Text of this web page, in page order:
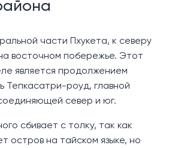
таунхаус с 3
на территории пристани
острове Пхукет, в резиденции
Residence, расположенной
открывается безмятежный
три этажа и имеет жилую
части Пхукета, к северу
восточном побережье. Этот
является продолжением
Тепкасатри-роуд, главной
север и юг.
сбивает с толку, так как
остров на тайском языке, но